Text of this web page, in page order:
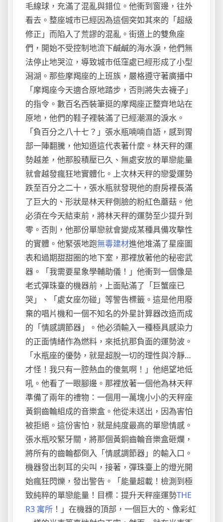
毛線球，充滿了混亂與錯位。他衝到窗邊，往外
看去。整座城市已經因為這個突如其來的「超級
修正」而陷入了荒謬的混亂。街道上的雙魚座
們，開始不受控制地流下鹹鹹的海水淚，他們無
法停止地哭泣，導致城市低窪處已經形成了小型
潟湖。那些摩羯座的上班族，嚴格遵守著廣播中
「摩羯座今天適合原地踏步，否則將失去襪子」
的指令。數百名西裝筆挺的摩羯座正整齊地站在
原地，他們的鞋子裡裝滿了已經潮濕的淚水。
「負百分之八十七？」張水瓶喃喃自語，感到胃
部一陣翻騰，他知道這代表著什麼。林天秤的運
勢越差，他那股積壓已久、無處安放的單戀能量
就會越發瘋狂地實體化。上次林天秤的戀愛運勢
跌至百分之二十，張水瓶就發現他的廚房裡長滿
了巨大的、形狀是林天秤側臉的粉紅色蘑菇。他
必須在今天結束前，將林天秤的運勢至少提升到
零。否則，他那份單戀就會變成某種具備攻擊性
的實體。他緊張地跑無毒建材進他堆滿了星座圖
表和過期甜甜圈的地下室，那裡放著他的秘密武
器。「我需要星象學輔助儀！」他衝到一個像是
老式彈珠臺的機器前，上面貼滿了「巨蟹座已
哭」、「處女座勿碰」等警告標籤。這是他用廢
棄的唱片機和一個不知名的外星計算器改造而成
的「情感調節器」。他必須輸入一種極具感染力
的正面情緒作為燃料，來抵抗那負面的運勢波。
「水瓶座的優勢，就是超脫一切的理性與冷靜…
才怪！我只有一腔熱血的傻氣啊！」他絕望地低
吼。他看了一眼腳邊。那裡放著一個他為林天秤
準備了兩年的禮物：一個用一萬塊小小的天秤座
黃銅齒輪組成的音樂盒。他從未送出，因為害怕
被拒絕。這份害怕，就是純度最高的單戀情感。
張水瓶咬緊牙關，將那個黃銅齒輪音樂盒砸爛，
將所有的齒輪都倒入「情感調節器」的輸入口。
機器發出刺耳的尖叫，接著，彈珠臺上的燈光開
始瘋狂閃爍，發出警告。「能量超載！檢測到極
致純粹的單戀能量！目標：提升天秤座運勢THE
R3 寓所 ！」在機器的頂部，一個巨大的、像彩虹